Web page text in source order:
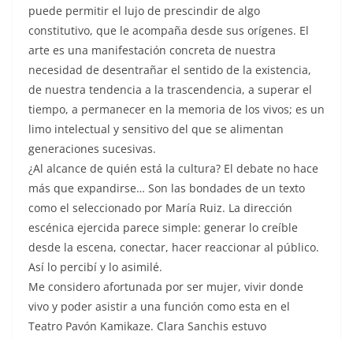
puede permitir el lujo de prescindir de algo
constitutivo, que le acompaña desde sus orígenes. El
arte es una manifestación concreta de nuestra
necesidad de desentrañar el sentido de la existencia,
de nuestra tendencia a la trascendencia, a superar el
tiempo, a permanecer en la memoria de los vivos; es un
limo intelectual y sensitivo del que se alimentan
generaciones sucesivas.
¿Al alcance de quién está la cultura? El debate no hace
más que expandirse… Son las bondades de un texto
como el seleccionado por María Ruiz. La dirección
escénica ejercida parece simple: generar lo creíble
desde la escena, conectar, hacer reaccionar al público.
Así lo percibí y lo asimilé.
Me considero afortunada por ser mujer, vivir donde
vivo y poder asistir a una función como esta en el
Teatro Pavón Kamikaze. Clara Sanchis estuvo